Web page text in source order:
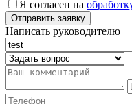
Я согласен на
Написать руководителю